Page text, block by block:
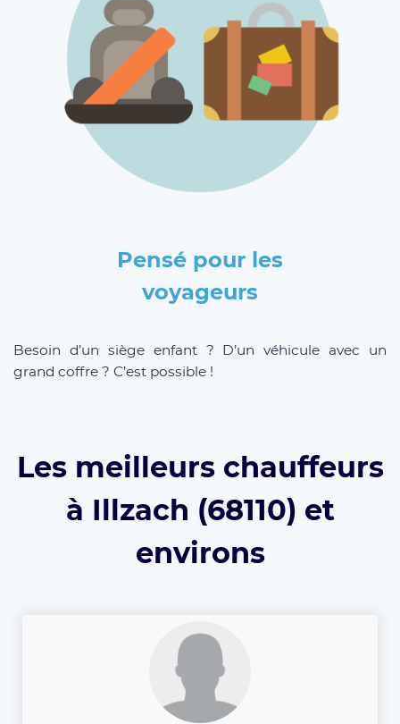
Pensé pour les
voyageurs
Besoin d’un siège enfant ? D’un véhicule avec un
grand coffre ? C’est possible !
Les meilleurs chauffeurs
à Illzach (68110) et
environs